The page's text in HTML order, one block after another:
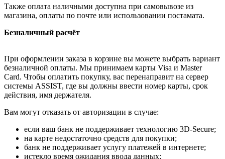
Также оплата наличными доступна при самовывозе из
магазина, оплаты по почте или использовании постамата.
Безналичный расчёт
При оформлении заказа в корзине вы можете выбрать вариант
безналичной оплаты. Мы принимаем карты Visa и Master
Card. Чтобы оплатить покупку, вас перенаправит на сервер
системы ASSIST, где вы должны ввести номер карты, срок
действия, имя держателя.
Вам могут отказать от авторизации в случае:
если ваш банк не поддерживает технологию 3D-Secure;
на карте недостаточно средств для покупки;
банк не поддерживает услугу платежей в интернете;
истекло время ожидания ввода данных;